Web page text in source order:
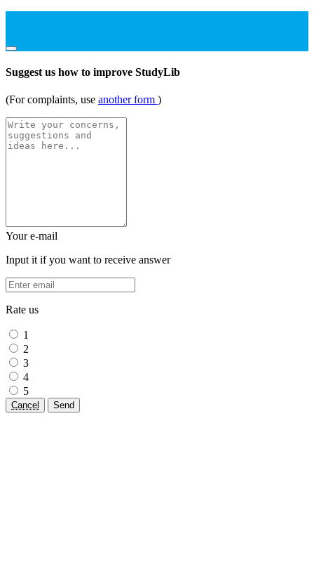
Suggest us how to improve StudyLib
(For complaints, use another form )
Your e-mail
Input it if you want to receive answer
Rate us
1
2
3
4
5
Cancel Send